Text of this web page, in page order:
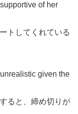
of her
トしてくれている
given the
ると、締め切りが